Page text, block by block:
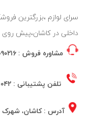
سرای لوازم ،بزرگترین
داخلی در کاشان،پیش
مشاوره فروش :
تلفن پشتیبانی :
آدرس : کاشان، شهرک